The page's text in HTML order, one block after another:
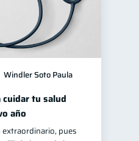
Windler Soto Paula
cuidar tu salud
año
extraordinario, pues